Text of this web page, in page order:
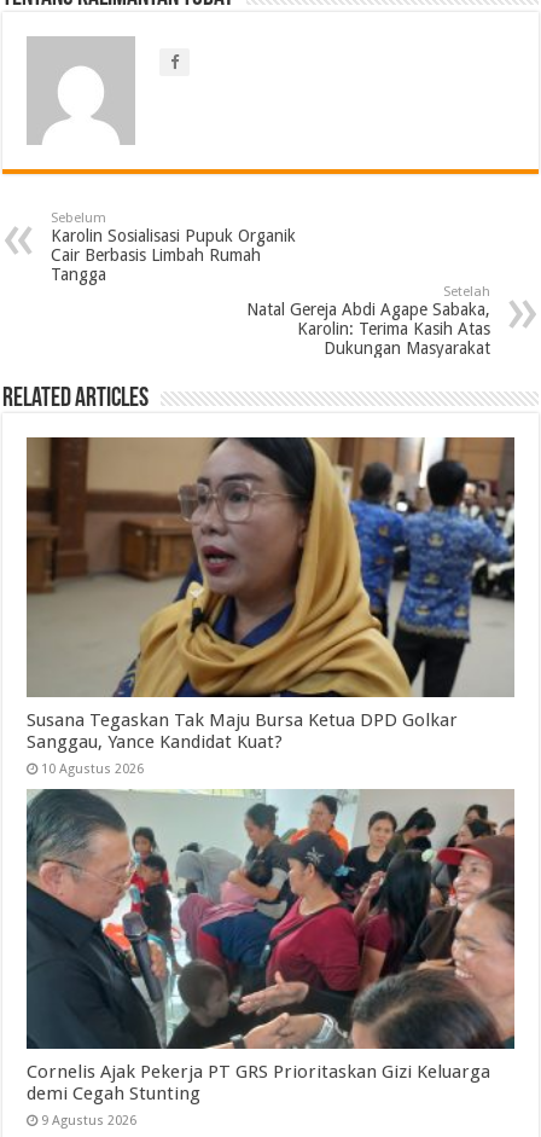
Sebelum
Karolin Sosialisasi Pupuk Organik
Cair Berbasis Limbah Rumah
Tangga
Setelah
Natal Gereja Abdi Agape Sabaka,
Karolin: Terima Kasih Atas
Dukungan Masyarakat
Related Articles
Susana Tegaskan Tak Maju Bursa Ketua DPD Golkar
Sanggau, Yance Kandidat Kuat?
10 Agustus 2026
Cornelis Ajak Pekerja PT GRS Prioritaskan Gizi Keluarga
demi Cegah Stunting
9 Agustus 2026